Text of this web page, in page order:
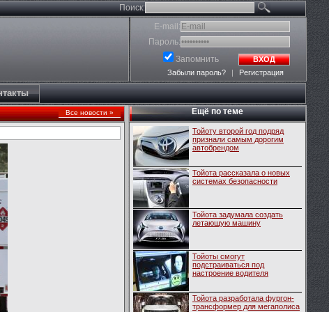
Поиск:
E-mail:
Пароль:
Запомнить
ВХОД
Забыли пароль?
| Регистрация
Все новости » Ещё по теме
Тойоту второй год подряд
признали самым дорогим
автобрендом
Тойота рассказала о новых
системах безопасности
Тойота задумала создать
летающую машину
Тойоты смогут
подстраиваться под
настроение водителя
Тойота разработала фургон-
трансформер для мегаполиса